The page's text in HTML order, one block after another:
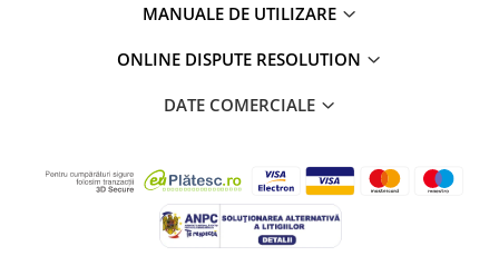
MANUALE DE UTILIZARE
ONLINE DISPUTE RESOLUTION
DATE COMERCIALE